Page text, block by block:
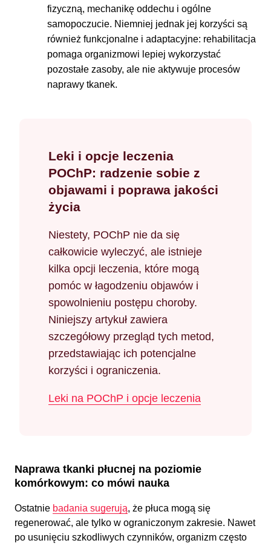
fizyczną, mechanikę oddechu i ogólne
samopoczucie. Niemniej jednak jej korzyści są
również funkcjonalne i adaptacyjne: rehabilitacja
pomaga organizmowi lepiej wykorzystać
pozostałe zasoby, ale nie aktywuje procesów
naprawy tkanek.
Leki i opcje leczenia
POChP: radzenie sobie z
objawami i poprawa jakości
życia
Niestety, POChP nie da się
całkowicie wyleczyć, ale istnieje
kilka opcji leczenia, które mogą
pomóc w łagodzeniu objawów i
spowolnieniu postępu choroby.
Niniejszy artykuł zawiera
szczegółowy przegląd tych metod,
przedstawiając ich potencjalne
korzyści i ograniczenia.
Leki na POChP i opcje leczenia
Naprawa tkanki płucnej na poziomie
komórkowym: co mówi nauka
Ostatnie badania sugerują, że płuca mogą się
regenerować, ale tylko w ograniczonym zakresie. Nawet
po usunięciu szkodliwych czynników, organizm często